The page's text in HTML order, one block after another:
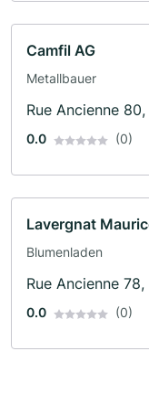
Camfil AG
Metallbauer
Rue Ancienne
0.0 (0)
Lavergnat
Blumenladen
Rue Ancienne
0.0 (0)